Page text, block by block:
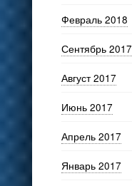
Февраль 2018
Сентябрь 2017
Август 2017
Июнь 2017
Апрель 2017
Январь 2017